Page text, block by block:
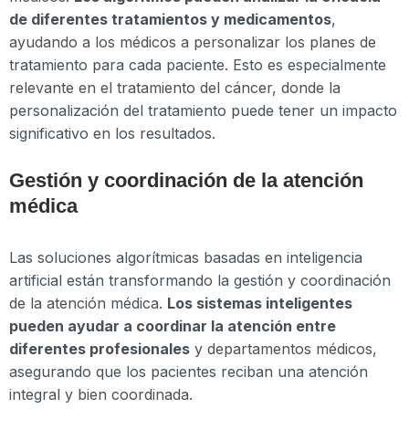
de diferentes tratamientos y medicamentos,
ayudando a los médicos a personalizar los planes de
tratamiento para cada paciente. Esto es especialmente
relevante en el tratamiento del cáncer, donde la
personalización del tratamiento puede tener un impacto
significativo en los resultados.
Gestión y coordinación de la atención
médica
Las soluciones algorítmicas basadas en inteligencia
artificial están transformando la gestión y coordinación
de la atención médica. Los sistemas inteligentes
pueden ayudar a coordinar la atención entre
diferentes profesionales y departamentos médicos,
asegurando que los pacientes reciban una atención
integral y bien coordinada.